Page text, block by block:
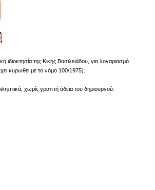
της Κικής Βασιλειάδου, για λογαριασμό
κυρωθεί με το νόμο 100/1975).
χωρίς γραπτή άδεια του δημιουργού.